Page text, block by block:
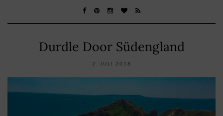
Durdle Door Südengland
2. JULI 2018